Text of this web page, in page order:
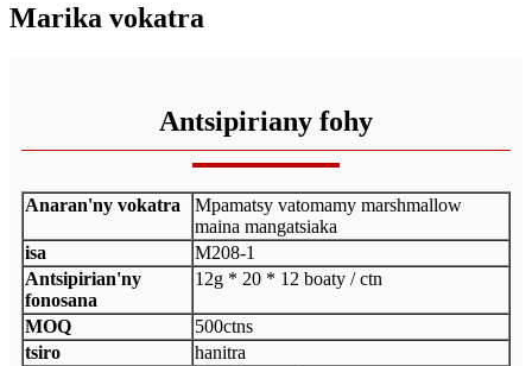
Marika vokatra
Antsipiriany fohy
Anaran'ny vokatra
Mpamatsy vatomamy marshmallow
maina mangatsiaka
isa
M208-1
Antsipirian'ny
fonosana
12g * 20 * 12 boaty / ctn
MOQ
500ctns
tsiro
hanitra